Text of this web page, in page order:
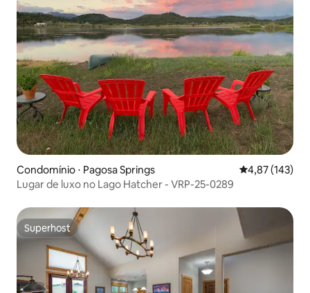
Condomínio ⋅ Pagosa Springs 4,87 de uma
4,87 (143)
Lugar de luxo no Lago Hatcher - VRP-25-0289
Superhost
Superhost